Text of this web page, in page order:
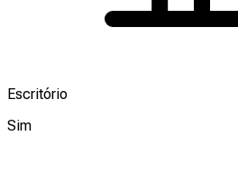
Escritório
Sim